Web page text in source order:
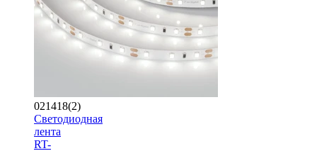
021418(2)
Светодиодная
лента
RT-